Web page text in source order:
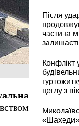
Після
частина
Конфлікт
цеглу з